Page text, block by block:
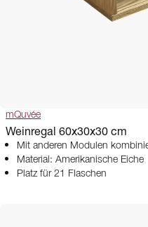
mQuvée
Weinregal 60x30x30 cm
Mit anderen Modulen
Material: Amerikanische Eiche
Platz für 21 Flaschen